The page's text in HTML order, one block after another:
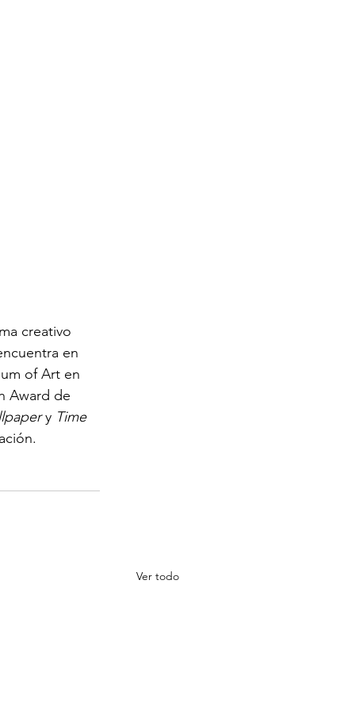
creativo
en
of Art en
Award de
y Time
Ver todo